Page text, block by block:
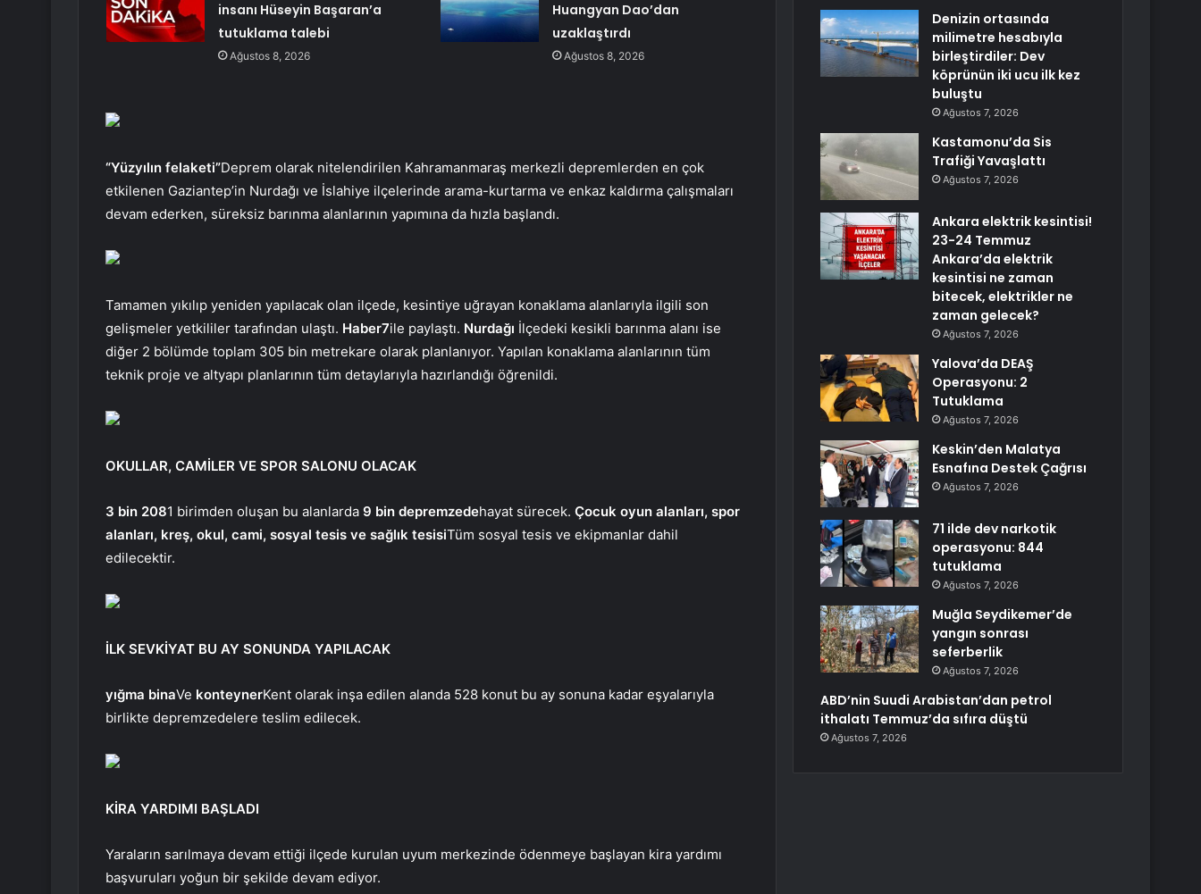
insanı Hüseyin Başaran’a
tutuklama talebi
Ağustos 8, 2026
Huangyan Dao’dan
uzaklaştırdı
Ağustos 8, 2026
“Yüzyılın felaketi”Deprem olarak nitelendirilen Kahramanmaraş merkezli depremlerden en çok
etkilenen Gaziantep’in Nurdağı ve İslahiye ilçelerinde arama-kurtarma ve enkaz kaldırma çalışmaları
devam ederken, süreksiz barınma alanlarının yapımına da hızla başlandı.
Tamamen yıkılıp yeniden yapılacak olan ilçede, kesintiye uğrayan konaklama alanlarıyla ilgili son
gelişmeler yetkililer tarafından ulaştı. Haber7ile paylaştı. Nurdağı İlçedeki kesikli barınma alanı ise
diğer 2 bölümde toplam 305 bin metrekare olarak planlanıyor. Yapılan konaklama alanlarının tüm
teknik proje ve altyapı planlarının tüm detaylarıyla hazırlandığı öğrenildi.
OKULLAR, CAMİLER VE SPOR SALONU OLACAK
3 bin 2081 birimden oluşan bu alanlarda 9 bin depremzedehayat sürecek. Çocuk oyun alanları, spor
alanları, kreş, okul, cami, sosyal tesis ve sağlık tesisiTüm sosyal tesis ve ekipmanlar dahil
edilecektir.
İLK SEVKİYAT BU AY SONUNDA YAPILACAK
yığma binaVe konteynerKent olarak inşa edilen alanda 528 konut bu ay sonuna kadar eşyalarıyla
birlikte depremzedelere teslim edilecek.
KİRA YARDIMI BAŞLADI
Yaraların sarılmaya devam ettiği ilçede kurulan uyum merkezinde ödenmeye başlayan kira yardımı
başvuruları yoğun bir şekilde devam ediyor.
Denizin ortasında
milimetre hesabıyla
birleştirdiler: Dev
köprünün iki ucu ilk kez
buluştu
Ağustos 7, 2026
Kastamonu’da Sis
Trafiği Yavaşlattı
Ağustos 7, 2026
Ankara elektrik kesintisi!
23-24 Temmuz
Ankara’da elektrik
kesintisi ne zaman
bitecek, elektrikler ne
zaman gelecek?
Ağustos 7, 2026
Yalova’da DEAŞ
Operasyonu: 2
Tutuklama
Ağustos 7, 2026
Keskin’den Malatya
Esnafına Destek Çağrısı
Ağustos 7, 2026
71 ilde dev narkotik
operasyonu: 844
tutuklama
Ağustos 7, 2026
Muğla Seydikemer’de
yangın sonrası
seferberlik
Ağustos 7, 2026
ABD’nin Suudi Arabistan’dan petrol
ithalatı Temmuz’da sıfıra düştü
Ağustos 7, 2026